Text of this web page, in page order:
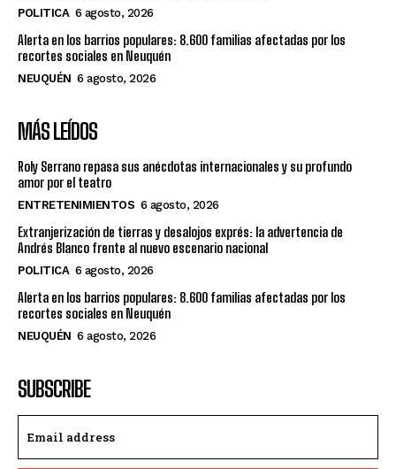
POLITICA 6 agosto, 2026
Alerta en los barrios populares: 8.600 familias afectadas por los
recortes sociales en Neuquén
NEUQUÉN 6 agosto, 2026
MÁS LEÍDOS
Roly Serrano repasa sus anécdotas internacionales y su profundo
amor por el teatro
ENTRETENIMIENTOS 6 agosto, 2026
Extranjerización de tierras y desalojos exprés: la advertencia de
Andrés Blanco frente al nuevo escenario nacional
POLITICA 6 agosto, 2026
Alerta en los barrios populares: 8.600 familias afectadas por los
recortes sociales en Neuquén
NEUQUÉN 6 agosto, 2026
SUBSCRIBE